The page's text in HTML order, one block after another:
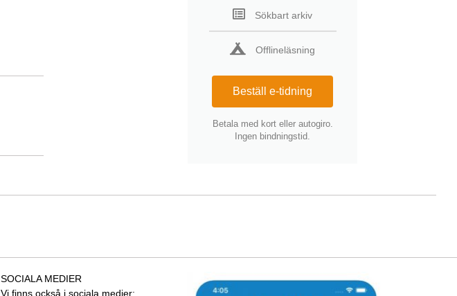
Sökbart arkiv
Offlineläsning
Beställ e-tidning
Betala med kort eller autogiro.
Ingen bindningstid.
SOCIALA MEDIER
Vi finns också i sociala medier: